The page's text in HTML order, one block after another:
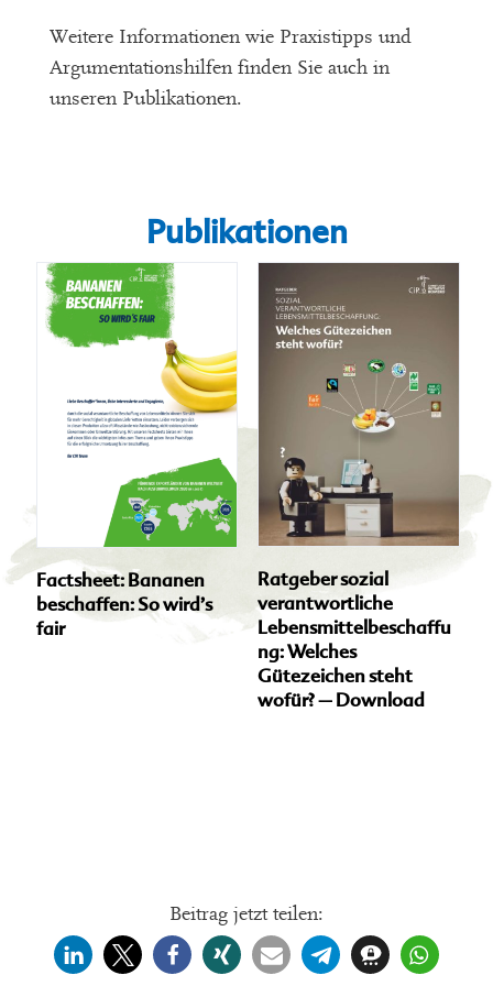
Weitere Informationen wie Praxistipps und
Argumentationshilfen finden Sie auch in
unseren Publikationen.
Publikationen
Factsheet: Bananen
beschaffen: So wird’s
fair
Die
Optionen
können
Ratgeber sozial
verantwortliche
Lebensmittelbeschaffu
ng: Welches
Gütezeichen steht
wofür? – Download
Beitrag jetzt teilen: